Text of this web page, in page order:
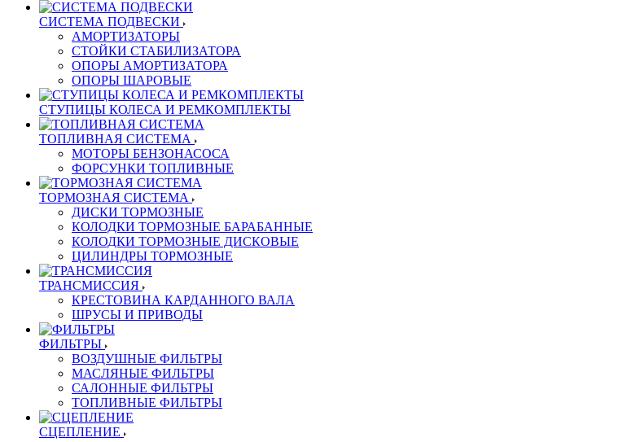
СИСТЕМА ПОДВЕСКИ
АМОРТИЗАТОРЫ
СТОЙКИ СТАБИЛИЗАТОРА
ОПОРЫ АМОРТИЗАТОРА
ОПОРЫ ШАРОВЫЕ
СТУПИЦЫ КОЛЕСА И РЕМКОМПЛЕКТЫ
ТОПЛИВНАЯ СИСТЕМА
МОТОРЫ БЕНЗОНАСОСА
ФОРСУНКИ ТОПЛИВНЫЕ
ТОРМОЗНАЯ СИСТЕМА
ДИСКИ ТОРМОЗНЫЕ
КОЛОДКИ ТОРМОЗНЫЕ БАРАБАННЫЕ
КОЛОДКИ ТОРМОЗНЫЕ ДИСКОВЫЕ
ЦИЛИНДРЫ ТОРМОЗНЫЕ
ТРАНСМИССИЯ
КРЕСТОВИНА КАРДАННОГО ВАЛА
ШРУСЫ И ПРИВОДЫ
ФИЛЬТРЫ
ВОЗДУШНЫЕ ФИЛЬТРЫ
МАСЛЯНЫЕ ФИЛЬТРЫ
САЛОННЫЕ ФИЛЬТРЫ
ТОПЛИВНЫЕ ФИЛЬТРЫ
СЦЕПЛЕНИЕ